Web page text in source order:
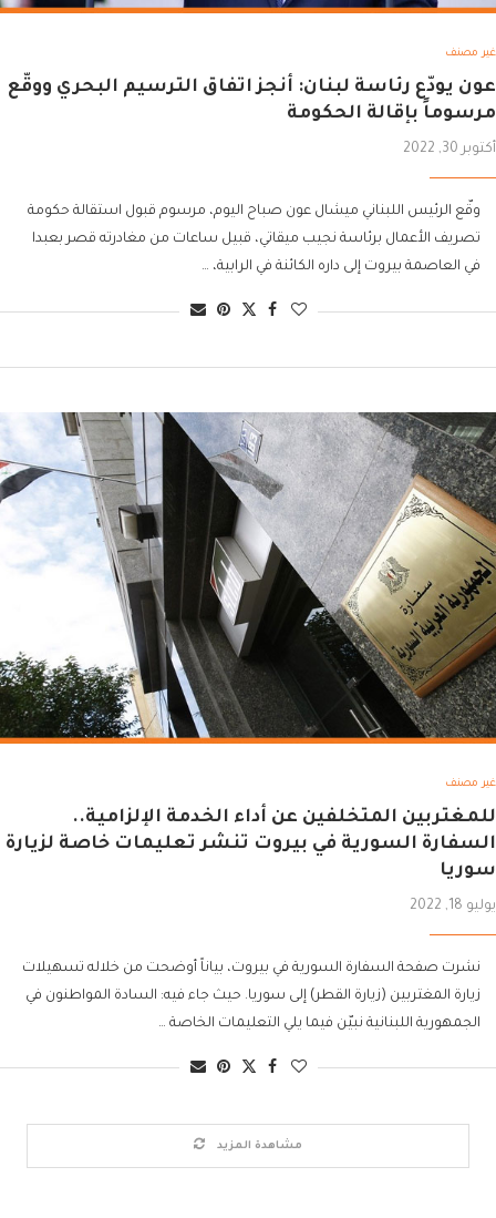
غير مصنف
عون يودّع رئاسة لبنان: أنجز اتفاق الترسيم البحري ووقّع
مرسوماً بإقالة الحكومة
أكتوبر 30, 2022
وقّع الرئيس اللبناني ميشال عون صباح اليوم، مرسوم قبول استقالة حكومة
تصريف الأعمال برئاسة نجيب ميقاتي، قبيل ساعات من مغادرته قصر بعبدا
في العاصمة بيروت إلى داره الكائنة في الرابية، …
غير مصنف
للمغتربين المتخلفين عن أداء الخدمة الإلزامية..
السفارة السورية في بيروت تنشر تعليمات خاصة لزيارة
سوريا
يوليو 18, 2022
نشرت صفحة السفارة السورية في بيروت، بياناً أوضحت من خلاله تسهيلات
زيارة المغتربين (زيارة القطر) إلى سوريا. حيث جاء فيه: السادة المواطنون في
الجمهورية اللبنانية نبيّن فيما يلي التعليمات الخاصة …
مشاهدة المزيد